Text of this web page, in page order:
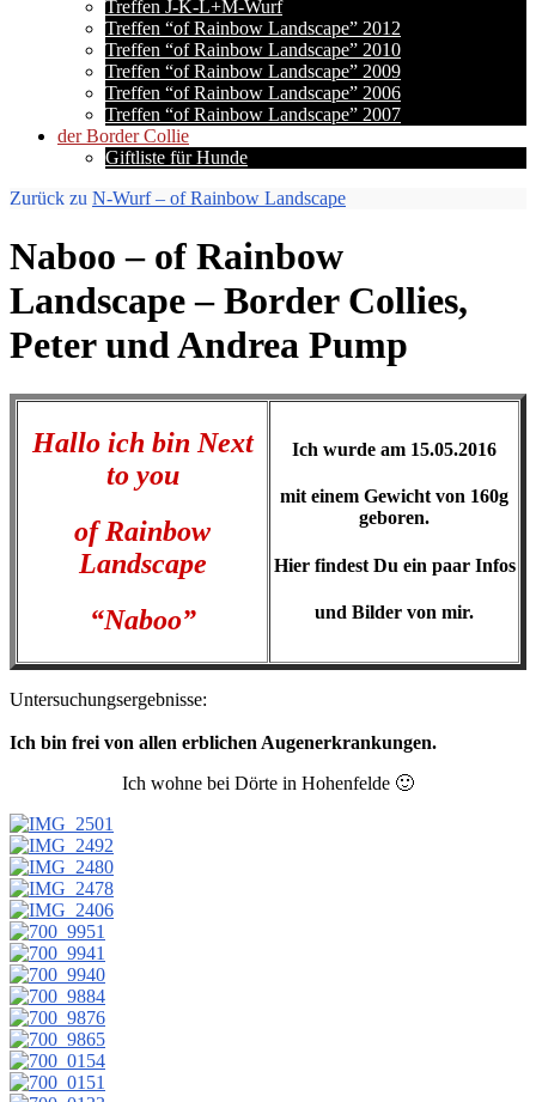
Treffen J-K-L+M-Wurf
Treffen “of Rainbow Landscape” 2012
Treffen “of Rainbow Landscape” 2010
Treffen “of Rainbow Landscape” 2009
Treffen “of Rainbow Landscape” 2006
Treffen “of Rainbow Landscape” 2007
der Border Collie
Giftliste für Hunde
Zurück zu N-Wurf – of Rainbow Landscape
Naboo – of Rainbow
Landscape – Border Collies,
Peter und Andrea Pump
Hallo ich bin Next
to you
of Rainbow
Landscape
“Naboo”
Ich wurde am 15.05.2016
mit einem Gewicht von 160g
geboren.
Hier findest Du ein paar Infos
und Bilder von mir.
Untersuchungsergebnisse:
Ich bin frei von allen erblichen Augenerkrankungen.
Ich wohne bei Dörte in Hohenfelde 🙂